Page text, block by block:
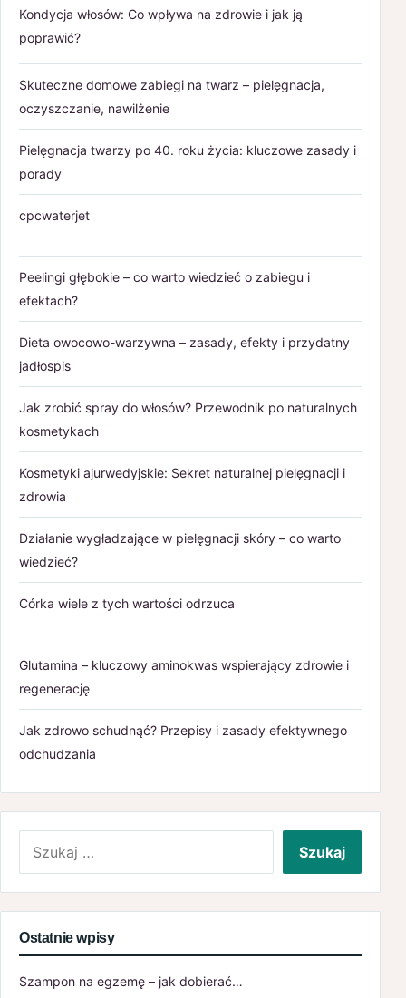
Kondycja włosów: Co wpływa na zdrowie i jak ją
poprawić?
Skuteczne domowe zabiegi na twarz – pielęgnacja,
oczyszczanie, nawilżenie
Pielęgnacja twarzy po 40. roku życia: kluczowe zasady i
porady
cpcwaterjet
Peelingi głębokie – co warto wiedzieć o zabiegu i
efektach?
Dieta owocowo-warzywna – zasady, efekty i przydatny
jadłospis
Jak zrobić spray do włosów? Przewodnik po naturalnych
kosmetykach
Kosmetyki ajurwedyjskie: Sekret naturalnej pielęgnacji i
zdrowia
Działanie wygładzające w pielęgnacji skóry – co warto
wiedzieć?
Córka wiele z tych wartości odrzuca
Glutamina – kluczowy aminokwas wspierający zdrowie i
regenerację
Jak zdrowo schudnąć? Przepisy i zasady efektywnego
odchudzania
Ostatnie wpisy
Szampon na egzemę – jak dobierać…